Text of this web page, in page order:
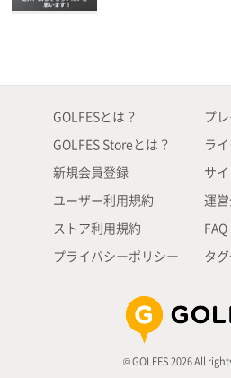
GOLFESとは？
GOLFES Storeとは？
新規会員登録
ユーザー利用規約
ストア利用規約
プライバシーポリシー
プ
ラ
サ
運
FAQ
タ
© GOLFES 2026 All